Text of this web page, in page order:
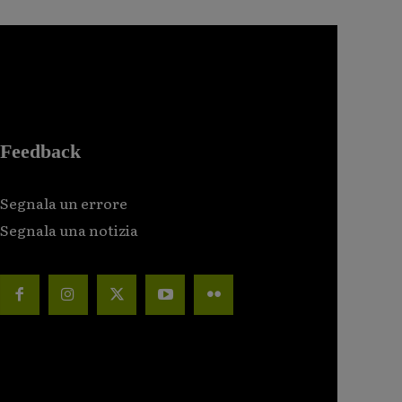
Feedback
Segnala un errore
Segnala una notizia